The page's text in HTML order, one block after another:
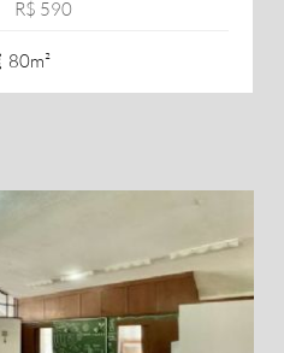
R$ 590
80m²